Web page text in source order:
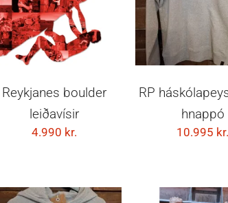
SETJA Í KÖRFU
Reykjanes boulder
leiðavísir
4.990 kr.
VELDU
RP
hnappó
10.995 kr.